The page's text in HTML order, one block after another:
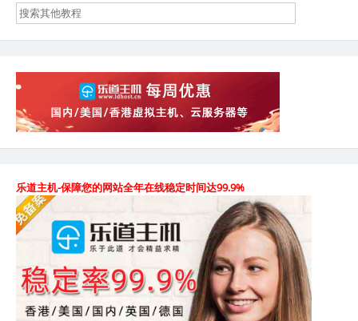
乐道主机-保障您的网站全年在线稳定时间达99.9%